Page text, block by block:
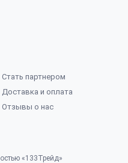
Стать партнером
Доставка и оплата
Отзывы о нас
«133Трейд»